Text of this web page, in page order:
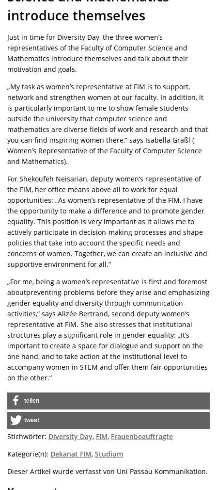
introduce themselves
Just in time for Diversity Day, the three women’s
representatives of the Faculty of Computer Science and
Mathematics introduce themselves and talk about their
motivation and goals.
„My task as women’s representative at FIM is to support,
network and strengthen women at our faculty. In addition, it
is particularly important to me to show female students
outside the university that computer science and
mathematics are diverse fields of work and research and that
you can find inspiring women there,“ says Isabella Graßl (
Women’s Representative of the Faculty of Computer Science
and Mathematics).
For Shekoufeh Neisarian, deputy women’s representative of
the FIM, her office means above all to work for equal
opportunities: „As women’s representative of the FIM, I have
the opportunity to make a difference and to promote gender
equality. This position is very important as it allows me to
actively participate in decision-making processes and shape
policies that take into account the specific needs and
concerns of women. Together, we can create an inclusive and
supportive environment for all.“
„For me, being a women’s representative is first and foremost
aboutpreventing problems before they arise and emphasizing
gender equality and diversity through communication
activities,“ says Alizée Bertrand, second deputy women’s
representative at FIM. She also stresses that institutional
structures play a significant role in gender equality: „It’s
important to create a space for dialogue and support on the
one hand, and to take action at the institutional level to
accompany women in STEM and offer them fair opportunities
on the other.“
teilen
tweet
Stichwörter: Diversity Day, FIM, Frauenbeauftragte
Kategorie(n): Dekanat FIM, Studium
Dieser Artikel wurde verfasst von Uni Passau Kommunikation.